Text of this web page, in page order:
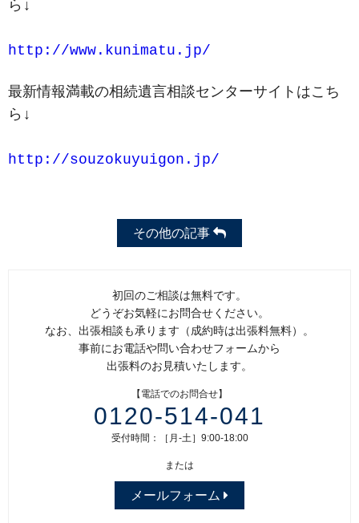
ら↓
http://www.kunimatu.jp/
最新情報満載の相続遺言相談センターサイトはこち
ら↓
http://souzokuyuigon.jp/
その他の記事
初回のご相談は無料です。
どうぞお気軽にお問合せください。
なお、出張相談も承ります（成約時は出張料無料）。
事前にお電話や問い合わせフォームから
出張料のお見積いたします。
【電話でのお問合せ】
0120-514-041
受付時間：［月-土］9:00-18:00
または
メールフォーム